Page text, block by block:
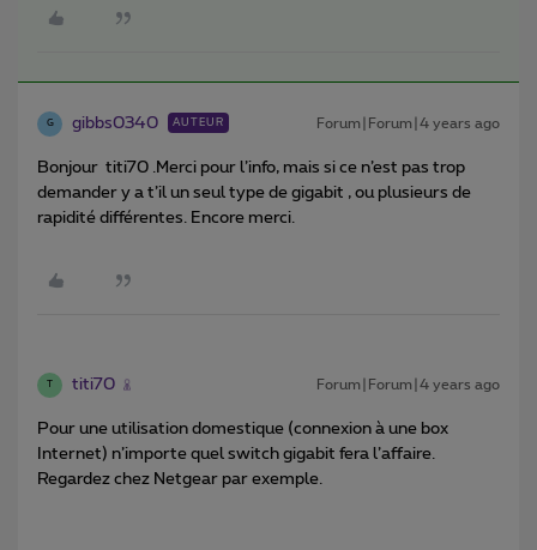
G gibbs0340 AUTEUR Forum|Forum|4 years ago
Bonjour titi70 .Merci pour l’info, mais si ce n’est pas trop
demander y a t’il un seul type de gigabit , ou plusieurs de
rapidité différentes. Encore merci.
titi70 Forum|Forum|4 years ago
Pour une utilisation domestique (connexion à une box
Internet) n’importe quel switch gigabit fera l’affaire.
Regardez chez Netgear par exemple.